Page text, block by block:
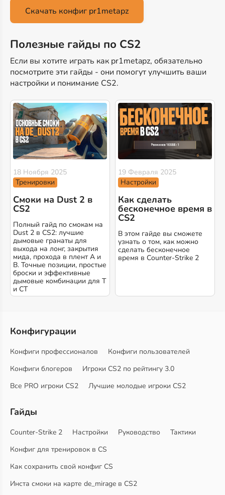
Скачать конфиг pr1metapz
Полезные гайды по CS2
Если вы хотите играть как pr1metapz, обязательно
посмотрите эти гайды - они помогут улучшить ваши
настройки и понимание CS2.
18 Ноября 2025
Тренировки
Смоки на Dust 2 в
CS2
Полный гайд по смокам на
Dust 2 в CS2: лучшие
дымовые гранаты для
выхода на лонг, закрытия
мида, прохода в плент A и
B. Точные позиции, простые
броски и эффективные
дымовые комбинации для T
и CT
19 Февраля 2025
Настройки
Как сделать
бесконечное время в
CS2
В этом гайде вы сможете
узнать о том, как можно
сделать бесконечное
время в Counter-Strike 2
Конфигурации
Конфиги профессионалов
Конфиги пользователей
Конфиги блогеров
Игроки CS2 по рейтингу 3.0
Все PRO игроки CS2
Лучшие молодые игроки CS2
Гайды
Counter-Strike 2 Настройки Руководство
Тактики
Конфиг для тренировок в CS
Как сохранить свой конфиг CS
Инста смоки на карте de_mirage в CS2